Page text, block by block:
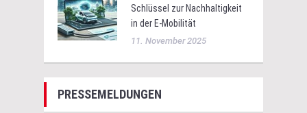
Schlüssel zur Nachhaltigkeit
in der E-Mobilität
11. November 2025
PRESSEMELDUNGEN